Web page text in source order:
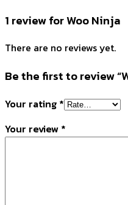
1 review forWoo Ninja
There are no reviews yet.
Be the first to review
Your rating *
Your review *